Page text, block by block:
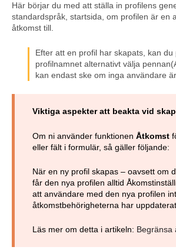
Här börjar du med att ställa in profilens
standardspråk, startsida, om profilen är en
åtkomst till.
Efter att en profil har skapats, kan
profilnamnet alternativt välja
kan endast ske om inga användare
Viktiga aspekter att beakta vid
Om ni använder funktionen Åtkomst
eller fält i formulär, så gäller följande:
När en ny profil skapas – oavsett om
får den nya profilen alltid
att användare med den nya profilen
åtkomstbehörigheterna har
Läs mer om detta i artikeln: Begränsa